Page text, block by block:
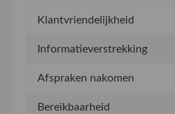
Klantvriendelijkheid
Informatieverstrekking
Afspraken nakomen
Bereikbaarheid